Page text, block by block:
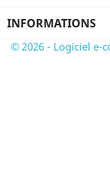
INFORMATIONS
© 2026 - Logiciel e-